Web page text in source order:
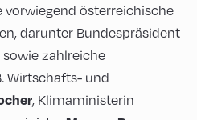
österreichische
darunter Bundespräsident
sowie zahlreiche
Wirtschafts- und
, Klimaministerin